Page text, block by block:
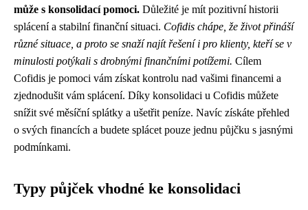
může s konsolidací pomoci. Důležité je mít pozitivní historii
splácení a stabilní finanční situaci. Cofidis chápe, že život přináší
různé situace, a proto se snaží najít řešení i pro klienty, kteří se v
minulosti potýkali s drobnými finančními potížemi. Cílem
Cofidis je pomoci vám získat kontrolu nad vašimi financemi a
zjednodušit vám splácení. Díky konsolidaci u Cofidis můžete
snížit své měsíční splátky a ušetřit peníze. Navíc získáte přehled
o svých financích a budete splácet pouze jednu půjčku s jasnými
podmínkami.
Typy půjček vhodné ke konsolidaci